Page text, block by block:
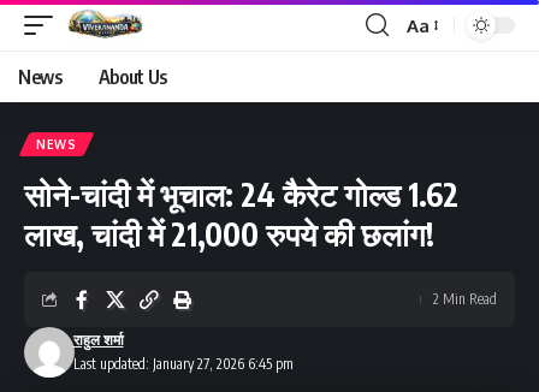
Font
Aa
News About Us
NEWS
सोने-चांदी में भूचाल: 24 कैरेट गोल्ड 1.62
लाख, चांदी में 21,000 रुपये की छलांग!
Last updated: January 27, 2026 6:45 pm
राहुल शर्मा
2 Min Read